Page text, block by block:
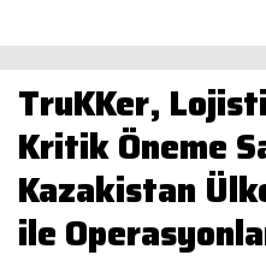
TruKKer,
Kritik Öneme
Kazakistan
ile